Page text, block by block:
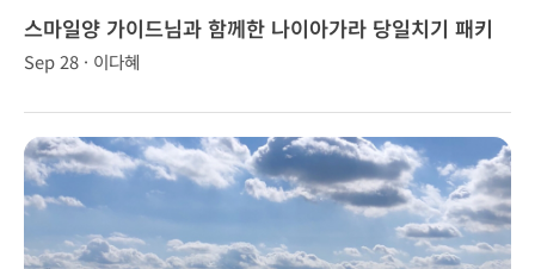
스마일양 가이드님과 함께한 나이아가라 당일치기 패키
지
Sep 28 · 이다혜